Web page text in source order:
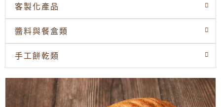
客製化產品
醬料與餐盒類
手工餅乾類